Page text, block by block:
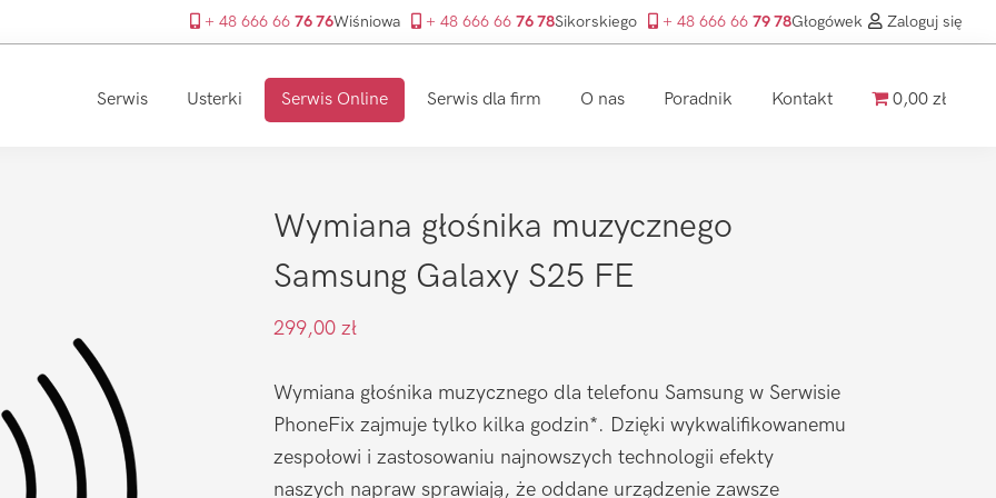
+ 48 666 66 76 76Wiśniowa + 48 666 66 76 78Sikorskiego + 48 666 66 79 78Głogówek Zaloguj się
Serwis Usterki Serwis Online Serwis dla firm O nas Poradnik Kontakt 0,00 zł
Wymiana głośnika muzycznego
Samsung Galaxy S25 FE
299,00 zł
Wymiana głośnika muzycznego dla telefonu Samsung w Serwisie
PhoneFix zajmuje tylko kilka godzin*. Dzięki wykwalifikowanemu
zespołowi i zastosowaniu najnowszych technologii efekty
naszych napraw sprawiają, że oddane urządzenie zawsze